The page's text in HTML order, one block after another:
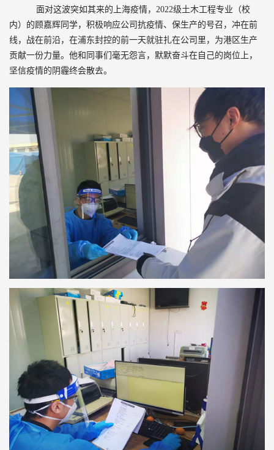
面对这波突如其来的上海疫情，2022级土木工程专业（校
内）的顾嘉辉同学，积极响应公司抗疫情、保生产的号召，冲在前
线，战在前沿，在浦东封控的前一天就驻扎在公司里，为港区生产
贡献一份力量。他和同事们毫无怨言，默默奋斗在自己的岗位上，
坚信疫情的阴霾终会散去。